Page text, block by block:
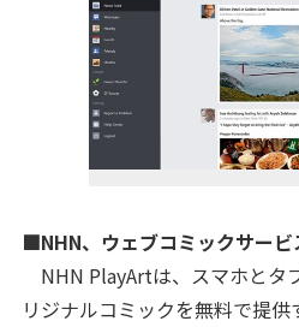
■NHN、ウェブコミックサービ
NHN PlayArtは、スマホとタ
リジナルコミックを無料で提